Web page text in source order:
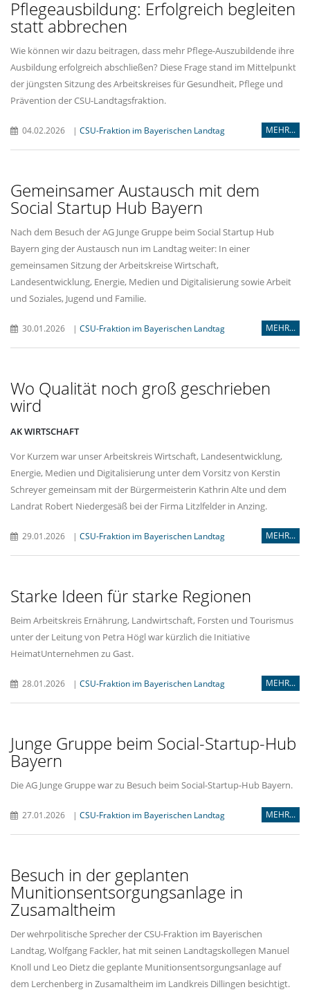
Pflegeausbildung: Erfolgreich begleiten
statt abbrechen
Wie können wir dazu beitragen, dass mehr Pflege-Auszubildende ihre
Ausbildung erfolgreich abschließen? Diese Frage stand im Mittelpunkt
der jüngsten Sitzung des Arbeitskreises für Gesundheit, Pflege und
Prävention der CSU-Landtagsfraktion.
04.02.2026 | CSU-Fraktion im Bayerischen Landtag MEHR...
Gemeinsamer Austausch mit dem
Social Startup Hub Bayern
Nach dem Besuch der AG Junge Gruppe beim Social Startup Hub
Bayern ging der Austausch nun im Landtag weiter: In einer
gemeinsamen Sitzung der Arbeitskreise Wirtschaft,
Landesentwicklung, Energie, Medien und Digitalisierung sowie Arbeit
und Soziales, Jugend und Familie.
30.01.2026 | CSU-Fraktion im Bayerischen Landtag MEHR...
Wo Qualität noch groß geschrieben
wird
AK WIRTSCHAFT
Vor Kurzem war unser Arbeitskreis Wirtschaft, Landesentwicklung,
Energie, Medien und Digitalisierung unter dem Vorsitz von Kerstin
Schreyer gemeinsam mit der Bürgermeisterin Kathrin Alte und dem
Landrat Robert Niedergesäß bei der Firma Litzlfelder in Anzing.
29.01.2026 | CSU-Fraktion im Bayerischen Landtag MEHR...
Starke Ideen für starke Regionen
Beim Arbeitskreis Ernährung, Landwirtschaft, Forsten und Tourismus
unter der Leitung von Petra Högl war kürzlich die Initiative
HeimatUnternehmen zu Gast.
28.01.2026 | CSU-Fraktion im Bayerischen Landtag MEHR...
Junge Gruppe beim Social-Startup-Hub
Bayern
Die AG Junge Gruppe war zu Besuch beim Social-Startup-Hub Bayern.
27.01.2026 | CSU-Fraktion im Bayerischen Landtag MEHR...
Besuch in der geplanten
Munitionsentsorgungsanlage in
Zusamaltheim
Der wehrpolitische Sprecher der CSU-Fraktion im Bayerischen
Landtag, Wolfgang Fackler, hat mit seinen Landtagskollegen Manuel
Knoll und Leo Dietz die geplante Munitionsentsorgungsanlage auf
dem Lerchenberg in Zusamaltheim im Landkreis Dillingen besichtigt.